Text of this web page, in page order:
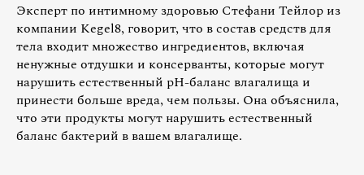
Эксперт по интимному здоровью Стефани Тейлор из
компании Kegel8, говорит, что в состав средств для
тела входит множество ингредиентов, включая
ненужные отдушки и консерванты, которые могут
нарушить естественный pH-баланс влагалища и
принести больше вреда, чем пользы. Она объяснила,
что эти продукты могут нарушить естественный
баланс бактерий в вашем влагалище.